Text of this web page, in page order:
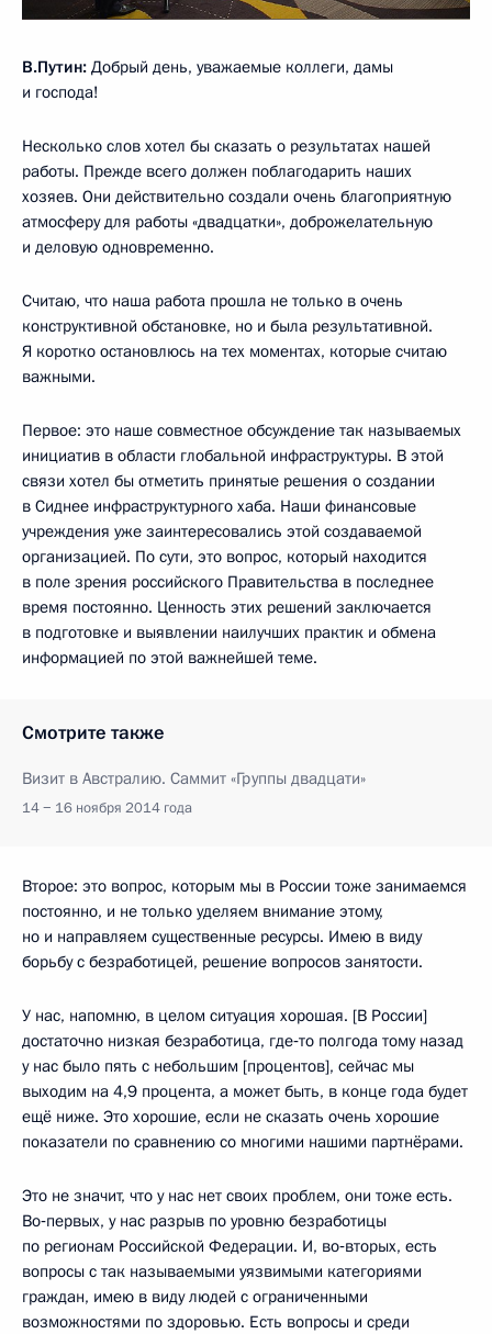
В.Путин: Добрый день, уважаемые коллеги, дамы
и господа!
Несколько слов хотел бы сказать о результатах нашей
работы. Прежде всего должен поблагодарить наших
хозяев. Они действительно создали очень благоприятную
атмосферу для работы «двадцатки», доброжелательную
и деловую одновременно.
Считаю, что наша работа прошла не только в очень
конструктивной обстановке, но и была результативной.
Я коротко остановлюсь на тех моментах, которые считаю
важными.
Первое: это наше совместное обсуждение так называемых
инициатив в области глобальной инфраструктуры. В этой
связи хотел бы отметить принятые решения о создании
в Сиднее инфраструктурного хаба. Наши финансовые
учреждения уже заинтересовались этой создаваемой
организацией. По сути, это вопрос, который находится
в поле зрения российского Правительства в последнее
время постоянно. Ценность этих решений заключается
в подготовке и выявлении наилучших практик и обмена
информацией по этой важнейшей теме.
Смотрите также
Визит в Австралию. Саммит «Группы двадцати»
14 − 16 ноября 2014 года
Второе: это вопрос, которым мы в России тоже занимаемся
постоянно, и не только уделяем внимание этому,
но и направляем существенные ресурсы. Имею в виду
борьбу с безработицей, решение вопросов занятости.
У нас, напомню, в целом ситуация хорошая. [В России]
достаточно низкая безработица, где‑то полгода тому назад
у нас было пять с небольшим [процентов], сейчас мы
выходим на 4,9 процента, а может быть, в конце года будет
ещё ниже. Это хорошие, если не сказать очень хорошие
показатели по сравнению со многими нашими партнёрами.
Это не значит, что у нас нет своих проблем, они тоже есть.
Во‑первых, у нас разрыв по уровню безработицы
по регионам Российской Федерации. И, во‑вторых, есть
вопросы с так называемыми уязвимыми категориями
граждан, имею в виду людей с ограниченными
возможностями по здоровью. Есть вопросы и среди